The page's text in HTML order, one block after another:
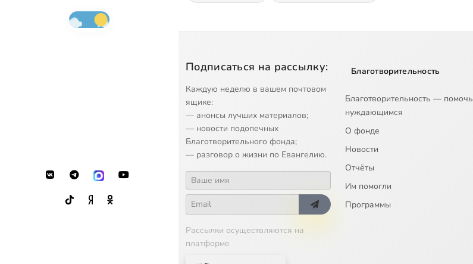
Подписаться на рассылку:
Каждую неделю в вашем почтовом
ящике:
— анонсы лучших материалов;
— новости подопечных
Благотворительного фонда;
— разговор о жизни по Евангелию.
Рассылки осуществляются на
платформе
Благотворительность
Благотворительность — помочь
нуждающимся
О фонде
Новости
Отчёты
Им помогли
Программы